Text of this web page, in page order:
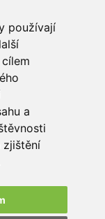
používají
a
zjištění